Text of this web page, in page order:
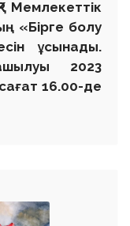
Мемлекеттік
«Бірге болу
ұсынады.
2023
16.00-де